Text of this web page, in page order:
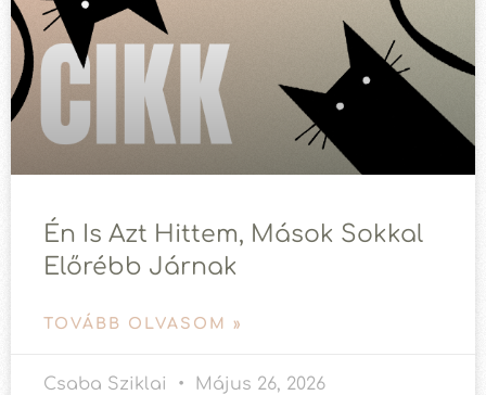
Én Is Azt Hittem, Mások Sokkal
Előrébb Járnak
TOVÁBB OLVASOM »
Csaba Sziklai Május 26, 2026